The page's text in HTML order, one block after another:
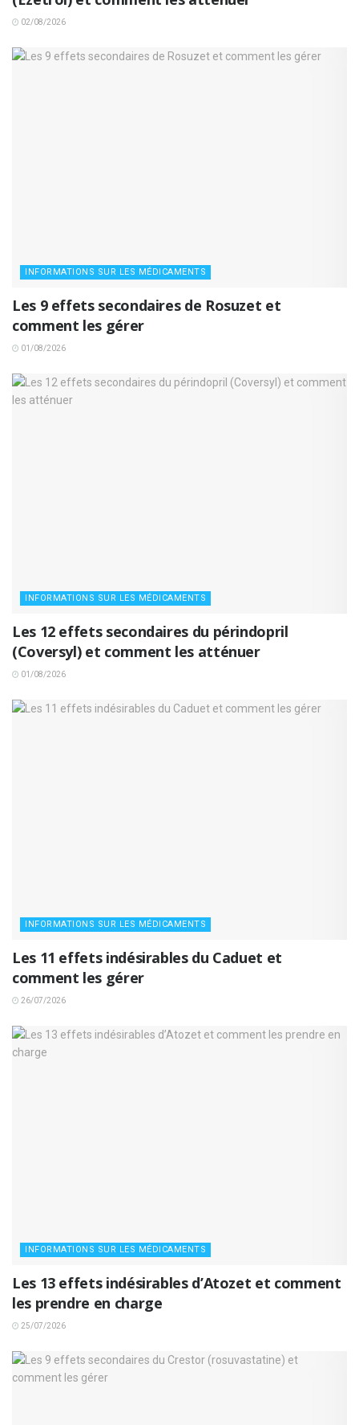
02/08/2026
INFORMATIONS SUR LES MÉDICAMENTS
Les 9 effets secondaires de Rosuzet et
comment les gérer
01/08/2026
INFORMATIONS SUR LES MÉDICAMENTS
Les 12 effets secondaires du périndopril
(Coversyl) et comment les atténuer
01/08/2026
INFORMATIONS SUR LES MÉDICAMENTS
Les 11 effets indésirables du Caduet et
comment les gérer
26/07/2026
INFORMATIONS SUR LES MÉDICAMENTS
Les 13 effets indésirables d’Atozet et comment
les prendre en charge
25/07/2026